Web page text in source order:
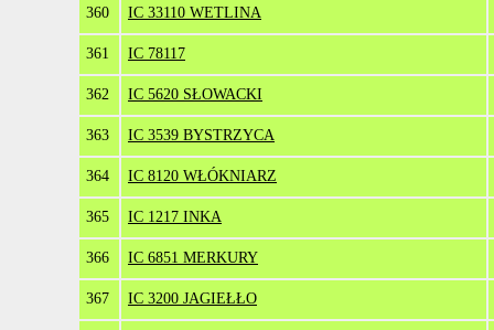
360 IC 33110 WETLINA
361 IC 78117
362 IC 5620 SŁOWACKI
363 IC 3539 BYSTRZYCA
364 IC 8120 WŁÓKNIARZ
365 IC 1217 INKA
366 IC 6851 MERKURY
367 IC 3200 JAGIEŁŁO